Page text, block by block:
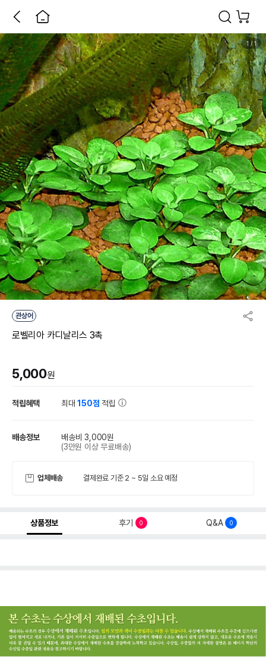
1 /1
관상어
로벨리아 카디날리스 3촉
5,000원
적립혜택 최대150점 적립
배송정보
배송비 3,000원
(3만원 이상 무료배송)
업체배송 결제완료 기준 2 ~ 5일 소요 예정
상품정보 후기 0 Q&A 0